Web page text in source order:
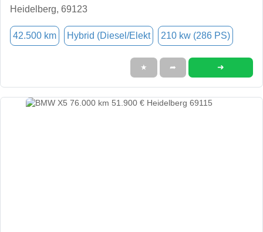
Heidelberg, 69123
42.500 km Hybrid (Diesel/Elekt 210 kw (286 PS)
★ ➦ ➜